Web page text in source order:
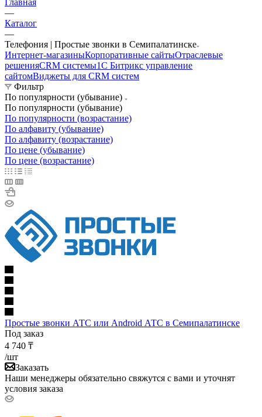
Главная
—
Каталог
—
Телефония | Простые звонки в Семипалатинске
Интернет-магазиныКорпоративные сайтыОтраслевые
решенияCRM системы1С Битрикс управление
сайтомВиджеты для CRM cистем
Фильтр
По популярности (убывание)
По популярности (убывание)
По популярности (возрастание)
По алфавиту (убывание)
По алфавиту (возрастание)
По цене (убывание)
По цене (возрастание)
Простые звонки АТС или Android АТС в Семипалатинске
Под заказ
4 740 ₸
/шт
Заказать
Наши менеджеры обязательно свяжутся с вами и уточнят
условия заказа